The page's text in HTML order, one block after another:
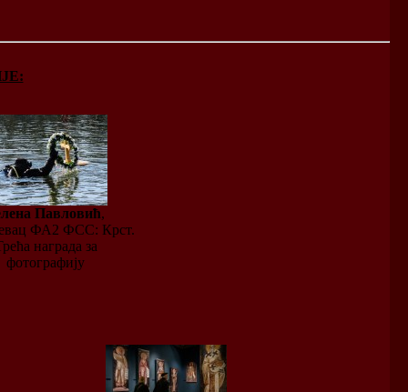
Павловић,
ФА2 ФСС: Крст.
награда за
фотографију